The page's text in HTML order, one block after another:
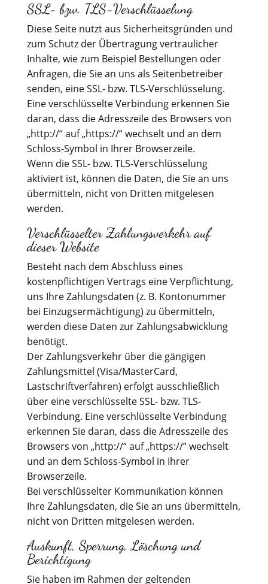
SSL- bzw. TLS-Verschlüsselung
Diese Seite nutzt aus Sicherheitsgründen und
zum Schutz der Übertragung vertraulicher
Inhalte, wie zum Beispiel Bestellungen oder
Anfragen, die Sie an uns als Seitenbetreiber
senden, eine SSL- bzw. TLS-Verschlüsselung.
Eine verschlüsselte Verbindung erkennen Sie
daran, dass die Adresszeile des Browsers von
„http://“ auf „https://“ wechselt und an dem
Schloss-Symbol in Ihrer Browserzeile.
Wenn die SSL- bzw. TLS-Verschlüsselung
aktiviert ist, können die Daten, die Sie an uns
übermitteln, nicht von Dritten mitgelesen
werden.
Verschlüsselter Zahlungsverkehr auf
dieser Website
Besteht nach dem Abschluss eines
kostenpflichtigen Vertrags eine Verpflichtung,
uns Ihre Zahlungsdaten (z. B. Kontonummer
bei Einzugsermächtigung) zu übermitteln,
werden diese Daten zur Zahlungsabwicklung
benötigt.
Der Zahlungsverkehr über die gängigen
Zahlungsmittel (Visa/MasterCard,
Lastschriftverfahren) erfolgt ausschließlich
über eine verschlüsselte SSL- bzw. TLS-
Verbindung. Eine verschlüsselte Verbindung
erkennen Sie daran, dass die Adresszeile des
Browsers von „http://“ auf „https://“ wechselt
und an dem Schloss-Symbol in Ihrer
Browserzeile.
Bei verschlüsselter Kommunikation können
Ihre Zahlungsdaten, die Sie an uns übermitteln,
nicht von Dritten mitgelesen werden.
Auskunft, Sperrung, Löschung und
Berichtigung
Sie haben im Rahmen der geltenden